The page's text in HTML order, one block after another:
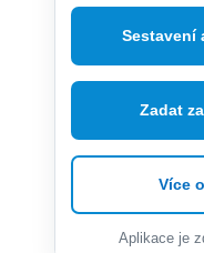
Sestavení
Zadat
Více
Aplikace je